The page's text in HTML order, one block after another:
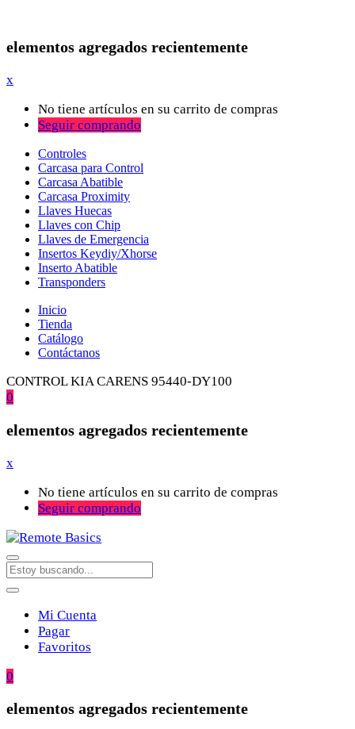
elementos agregados recientemente
x
No tiene artículos en su carrito de compras
Seguir comprando
Controles
Carcasa para Control
Carcasa Abatible
Carcasa Proximity
Llaves Huecas
Llaves con Chip
Llaves de Emergencia
Insertos Keydiy/Xhorse
Inserto Abatible
Transponders
Inicio
Tienda
Catálogo
Contáctanos
CONTROL KIA CARENS 95440-DY100
0
elementos agregados recientemente
x
No tiene artículos en su carrito de compras
Seguir comprando
Mi Cuenta
Pagar
Favoritos
0
elementos agregados recientemente